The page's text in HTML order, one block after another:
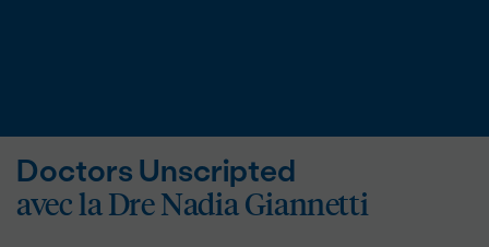
Doctors Unscripted
avec la Dre Nadia Giannetti